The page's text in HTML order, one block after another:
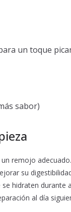
un toque
sabor)
remojo
su
hidraten durante
al día